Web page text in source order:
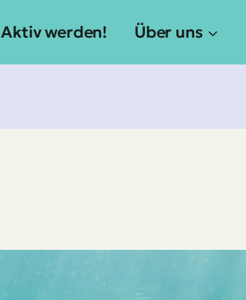
Aktiv werden! Über uns